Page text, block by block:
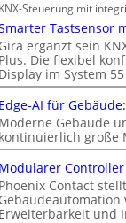
Steuerung mit
Tastsensor
ergänzt sein
Die flexibel
im System
AI für
Gebäude
große
Contact
und